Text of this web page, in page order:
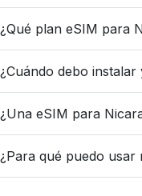
¿Qué plan eSIM para
¿Cuándo debo
¿Una eSIM para
¿Para qué puedo usar